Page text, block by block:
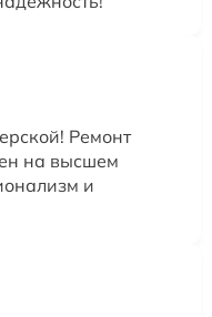
Ремонт
на высшем
и